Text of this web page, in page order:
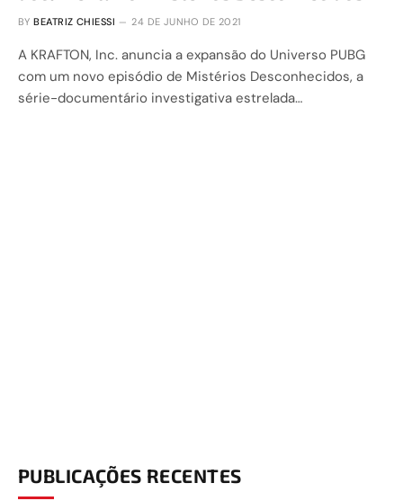
BY BEATRIZ CHIESSI 24 DE JUNHO DE 2021
A KRAFTON, Inc. anuncia a expansão do Universo PUBG
com um novo episódio de Mistérios Desconhecidos, a
série-documentário investigativa estrelada…
PUBLICAÇÕES RECENTES